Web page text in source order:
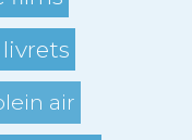
air